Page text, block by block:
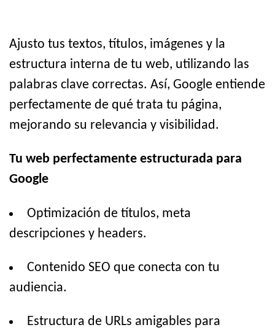
Ajusto tus textos, títulos, imágenes y la
estructura interna de tu web, utilizando las
palabras clave correctas. Así, Google entiende
perfectamente de qué trata tu página,
mejorando su relevancia y visibilidad.
Tu web perfectamente estructurada para
Google
Optimización de títulos, meta
descripciones y headers.
Contenido SEO que conecta con tu
audiencia.
Estructura de URLs amigables para